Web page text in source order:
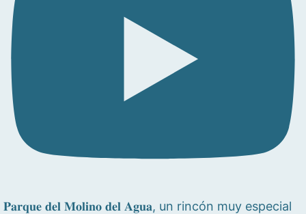
𝐏𝐚𝐫𝐪𝐮𝐞 𝐝𝐞𝐥 𝐌𝐨𝐥𝐢𝐧𝐨 𝐝𝐞𝐥 𝐀𝐠𝐮𝐚, un rincón muy especial